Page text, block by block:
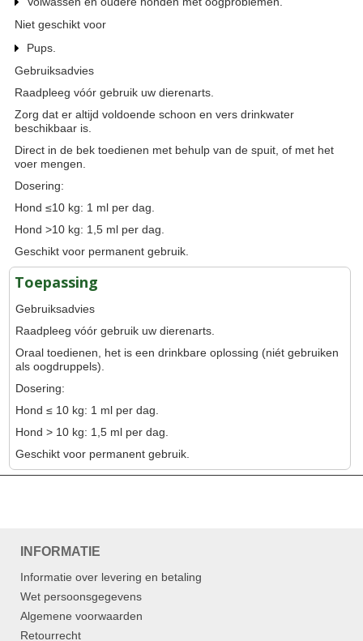
Niet geschikt voor
Pups.
Gebruiksadvies
Raadpleeg vóór gebruik uw dierenarts.
Zorg dat er altijd voldoende schoon en vers drinkwater
beschikbaar is.
Direct in de bek toedienen met behulp van de spuit, of met het
voer mengen.
Dosering:
Hond ≤10 kg: 1 ml per dag.
Hond >10 kg: 1,5 ml per dag.
Geschikt voor permanent gebruik.
Toepassing
Gebruiksadvies
Raadpleeg vóór gebruik uw dierenarts.
Oraal toedienen, het is een drinkbare oplossing (niét gebruiken
als oogdruppels).
Dosering:
Hond ≤ 10 kg: 1 ml per dag.
Hond > 10 kg: 1,5 ml per dag.
Geschikt voor permanent gebruik.
INFORMATIE
Informatie over levering en betaling
Wet persoonsgegevens
Algemene voorwaarden
Retourrecht